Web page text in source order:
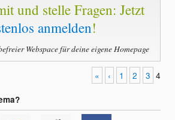
und stelle Fragen: Jetzt
anmelden!
Webspace für deine eigene Homepage
« ‹ 1 2 3 4